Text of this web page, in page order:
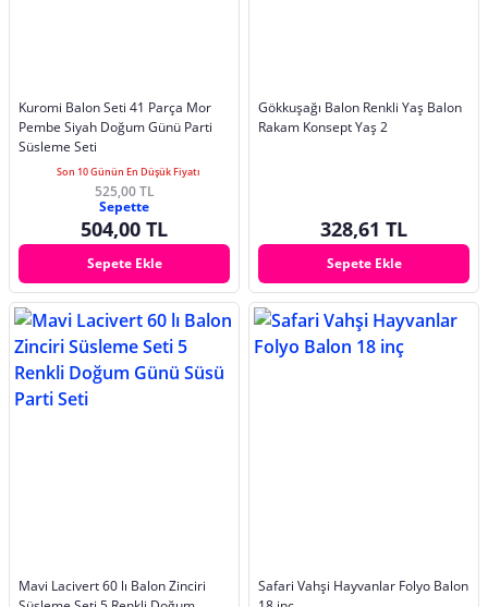
Kuromi Balon Seti 41 Parça Mor
Pembe Siyah Doğum Günü Parti
Süsleme Seti
Son 10 Günün En Düşük Fiyatı
525,00 TL
Sepette
504,00 TL
Sepete Ekle
Gökkuşağı Balon Renkli Yaş Balon
Rakam Konsept Yaş 2
328,61 TL
Sepete Ekle
Mavi Lacivert 60 lı Balon Zinciri
Safari Vahşi Hayvanlar Folyo Balon